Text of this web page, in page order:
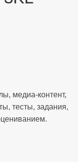
медиа-контент,
тесты, задания,